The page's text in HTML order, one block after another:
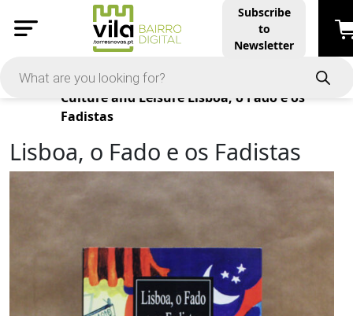
Subscribe
to
Newsletter
Products
Culture and Leisure Lisboa, o Fado e os
Fadistas
Lisboa, o Fado e os Fadistas